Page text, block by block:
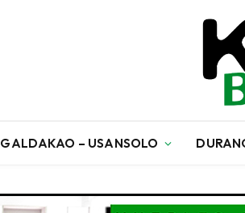
GALDAKAO – USANSOLO